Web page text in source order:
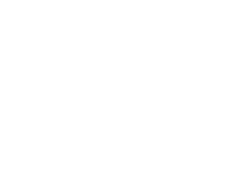
、品質の良いイチゴをお届けすること